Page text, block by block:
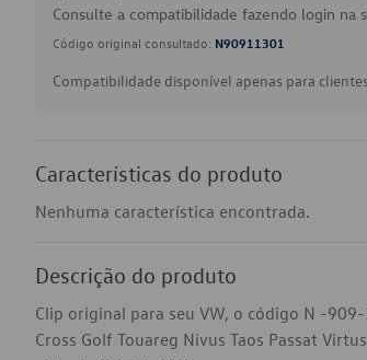
Consulte a compatibilidade fazendo login na
Código original consultado: N90911301
Compatibilidade disponível apenas para
Características do produto
Nenhuma característica encontrada.
Descrição do produto
Clip original para seu VW, o código N -
Cross Golf Touareg Nivus Taos Passat